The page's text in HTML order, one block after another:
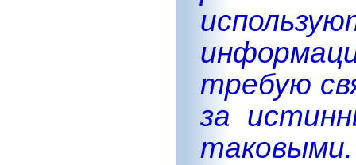
требую
за
таковыми.